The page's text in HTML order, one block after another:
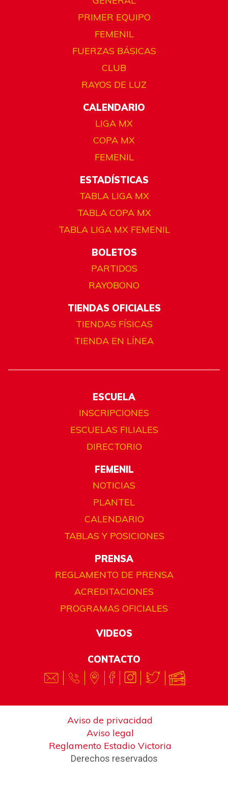
PRIMER EQUIPO
FEMENIL
FUERZAS BÁSICAS
CLUB
RAYOS DE LUZ
CALENDARIO
LIGA MX
COPA MX
FEMENIL
ESTADÍSTICAS
TABLA LIGA MX
TABLA COPA MX
TABLA LIGA MX FEMENIL
BOLETOS
PARTIDOS
RAYOBONO
TIENDAS OFICIALES
TIENDAS FÍSICAS
TIENDA EN LÍNEA
ESCUELA
INSCRIPCIONES
ESCUELAS FILIALES
DIRECTORIO
FEMENIL
NOTICIAS
PLANTEL
CALENDARIO
TABLAS Y POSICIONES
PRENSA
REGLAMENTO DE PRENSA
ACREDITACIONES
PROGRAMAS OFICIALES
VIDEOS
CONTACTO
Aviso de privacidad
Aviso legal
Reglamento Estadio Victoria
Derechos reservados